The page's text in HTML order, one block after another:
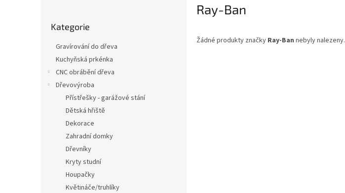
kategorie
Kategorie
Gravírování do dřeva
Kuchyňská prkénka
CNC obrábění dřeva
Dřevovýroba
Přístřešky - garážové stání
Dětská hřiště
Dekorace
Zahradní domky
Dřevníky
Kryty studní
Houpačky
Květináče/truhlíky
Ray-Ban
Žádné produkty značky Ray-Ban nebyly